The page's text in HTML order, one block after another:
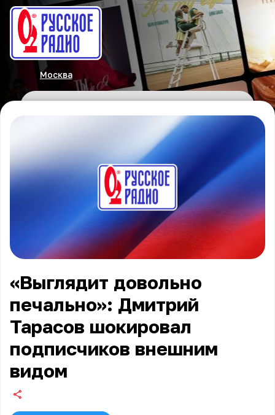
Москва
«Выглядит довольно
печально»: Дмитрий
Тарасов шокировал
подписчиков внешним
видом